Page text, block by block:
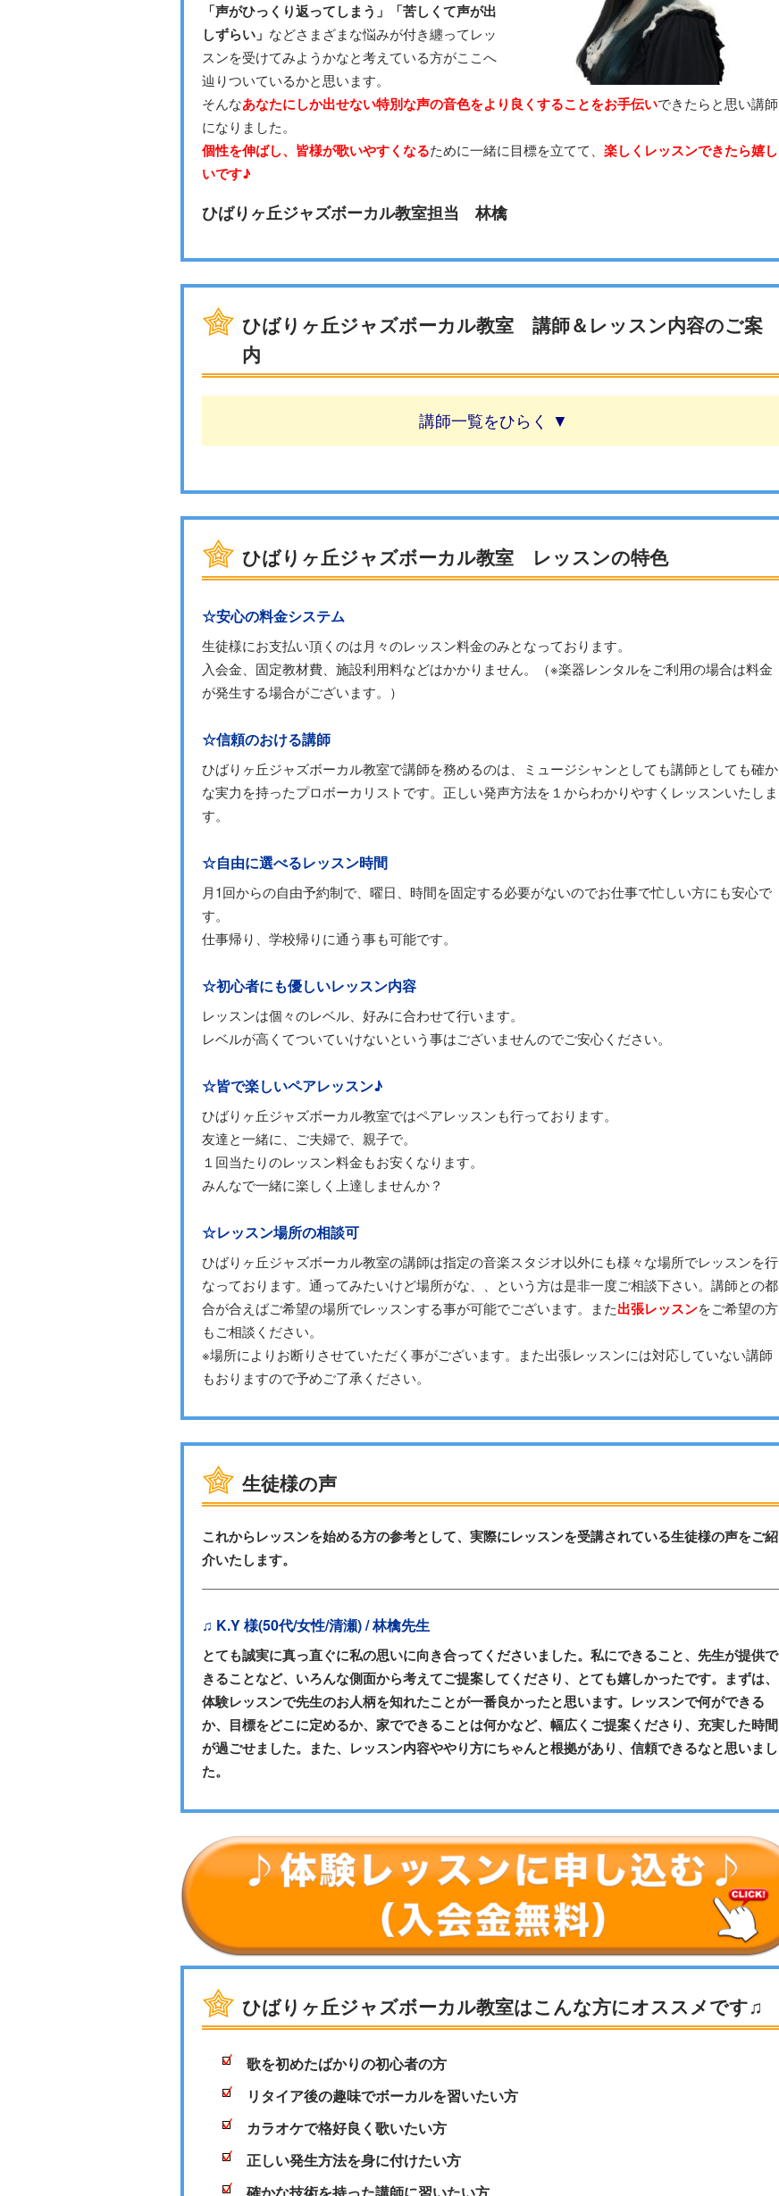
「声がひっくり返ってしまう」「苦しくて声が出
しずらい」 などさまざまな悩みが付き纏ってレッ
スンを受けてみようかなと考えている方がここへ
辿りついているかと思います。
そんなあなたにしか出せない特別な声の音色をより良くすることをお手伝いできたらと思い講師
になりました。
個性を伸ばし、皆様が歌いやすくなるために一緒に目標を立てて、 楽しくレッスンできたら嬉し
いです♪
ひばりヶ丘ジャズボーカル教室担当 林檎
ひばりヶ丘ジャズボーカル教室 講師＆レッスン内容のご案
内
講師一覧
ひばりヶ丘ジャズボーカル教室 レッスンの特色
☆安心の料金システム
生徒様にお支払い頂くのは月々のレッスン料金のみとなっております。
入会金、固定教材費、施設利用料などはかかりません。（※楽器レンタルをご利用の場合は料金
が発生する場合がございます。）
☆信頼のおける講師
ひばりヶ丘ジャズボーカル教室で講師を務めるのは、ミュージシャンとしても講師としても確か
な実力を持ったプロボーカリストです。正しい発声方法を１からわかりやすくレッスンいたしま
す。
☆自由に選べるレッスン時間
月1回からの自由予約制で、曜日、時間を固定する必要がないのでお仕事で忙しい方にも安心で
す。
仕事帰り、学校帰りに通う事も可能です。
☆初心者にも優しいレッスン内容
レッスンは個々のレベル、好みに合わせて行います。
レベルが高くてついていけないという事はございませんのでご安心ください。
☆皆で楽しいペアレッスン♪
ひばりヶ丘ジャズボーカル教室ではペアレッスンも行っております。
友達と一緒に、ご夫婦で、親子で。
１回当たりのレッスン料金もお安くなります。
みんなで一緒に楽しく上達しませんか？
☆レッスン場所の相談可
ひばりヶ丘ジャズボーカル教室の講師は指定の音楽スタジオ以外にも様々な場所でレッスンを行
なっております。通ってみたいけど場所がな、、という方は是非一度ご相談下さい。講師との都
合が合えばご希望の場所でレッスンする事が可能でございます。また出張レッスンをご希望の方
もご相談ください。
※場所によりお断りさせていただく事がございます。また出張レッスンには対応していない講師
もおりますので予めご了承ください。
生徒様の声
これからレッスンを始める方の参考として、実際にレッスンを受講されている生徒様の声をご紹
介いたします。
♫ K.Y 様(50代/女性/清瀬) / 林檎先生
とても誠実に真っ直ぐに私の思いに向き合ってくださいました。私にできること、先生が提供で
きることなど、いろんな側面から考えてご提案してくださり、とても嬉しかったです。まずは、
体験レッスンで先生のお人柄を知れたことが一番良かったと思います。レッスンで何ができる
か、目標をどこに定めるか、家でできることは何かなど、幅広くご提案くださり、充実した時間
が過ごせました。また、レッスン内容ややり方にちゃんと根拠があり、信頼できるなと思いまし
た。
ひばりヶ丘ジャズボーカル教室はこんな方にオススメです♫
歌を初めたばかりの初心者の方
リタイア後の趣味でボーカルを習いたい方
カラオケで格好良く歌いたい方
正しい発生方法を身に付けたい方